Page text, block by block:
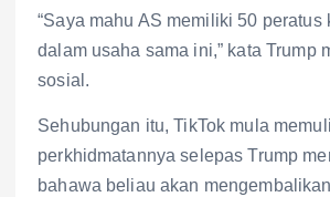
“Saya mahu AS memiliki 50 peratus
dalam usaha sama ini,” kata Trump
sosial.
Sehubungan itu, TikTok mula
perkhidmatannya selepas Trump
bahawa beliau akan